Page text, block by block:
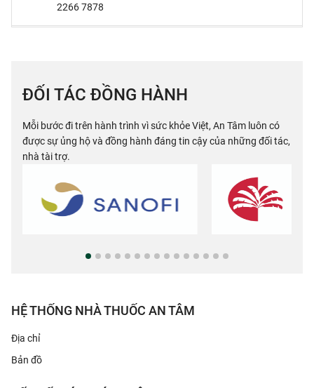
2266 7878
Số 1 C Trung Liệt, Quận Đống Đa, HN Hotline: 024
6654 7887
141 Khương Thượng, Đống Đa, Hà Nội Hotline: 024
6670 2356
Đường nội khu Goldmark City - 292 Hoàng Công Chất,
9 An Tâm Nguyễn Trường Tộ
Tầng 1 Tòa G3, Tổ hợp thương mại dịch vụ ADG-
ĐỐI TÁC ĐỒNG HÀNH
Mỗi bước đi trên hành trình vì sức khỏe Việt, An Tâm luôn có
được sự ủng hộ và đồng hành đáng tin cậy của những đối tác,
nhà tài trợ.
HỆ THỐNG NHÀ THUỐC AN TÂM
Địa chỉ
Bản đồ